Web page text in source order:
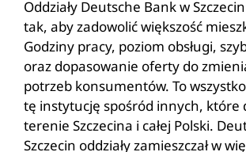
Oddziały Deutsche Bank w
tak, aby zadowolić większość
Godziny pracy, poziom obsługi,
oraz dopasowanie oferty do
potrzeb konsumentów. To
tę instytucję spośród innych, które
terenie Szczecina i całej Polski.
Szczecin oddziały zamieszczał w